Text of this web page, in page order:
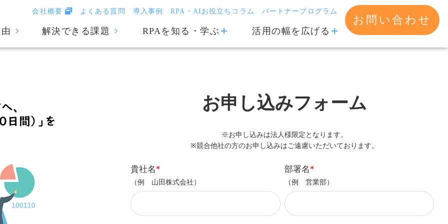
会社概要 よくある質問 導入事例 RPA・AIお役立ちコラム パートナープログラム
解決できる課題 RPAを知る・学ぶ 活用の幅を広げる
お問い合わせ
お申し込みフォーム
※お申し込みは法人様限定となります。
※競合他社の方のお申し込みはご遠慮いただいております。
貴社名*
（例 山田株式会社）
部署名*
（例 営業部）